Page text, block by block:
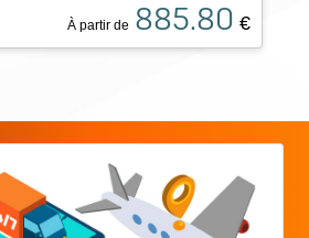
À partir de 885.80 €